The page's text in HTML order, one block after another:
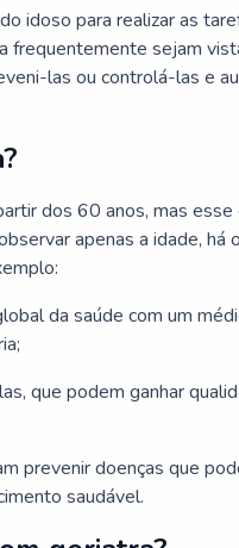
idoso para realizar as
frequentemente sejam
las ou controlá-las e
dos 60 anos, mas esse
apenas a idade, há
da saúde com um
que podem ganhar
prevenir doenças que
saudável.